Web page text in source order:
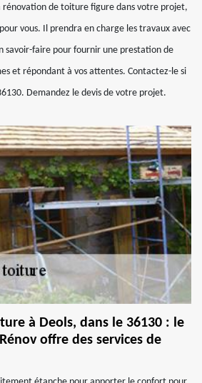
rénovation de toiture figure dans votre projet,
vous. Il prendra en charge les travaux avec
savoir-faire pour fournir une prestation de
et répondant à vos attentes. Contactez-le si
Demandez le devis de votre projet.
à Deols, dans le 36130 : le
offre des services de